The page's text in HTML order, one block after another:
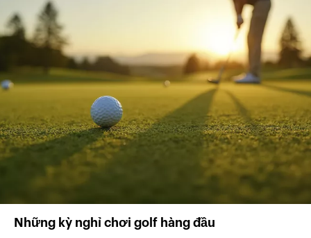
Những kỳ nghỉ chơi golf hàng đầu